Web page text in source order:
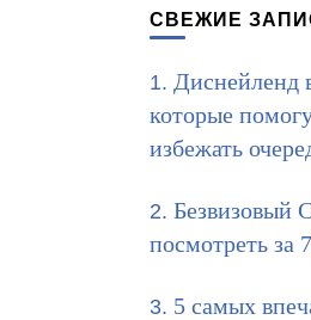
СВЕЖИЕ
Диснейленд
которые
избежать
Безвизовый
посмотреть за
5 самых